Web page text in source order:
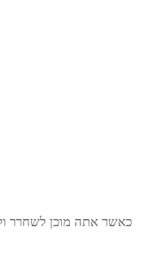
כאשר אתה מוכן לשחרר